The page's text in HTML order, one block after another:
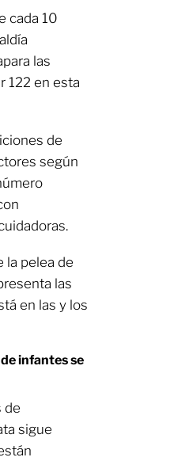
cada 10
las
122 en esta
de
según
la pelea de
las
en las y los
infantes se
de
sigue